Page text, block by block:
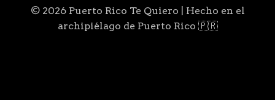
© 2026 Puerto Rico Te Quiero | Hecho en el
archipiélago de Puerto Rico 🇵🇷